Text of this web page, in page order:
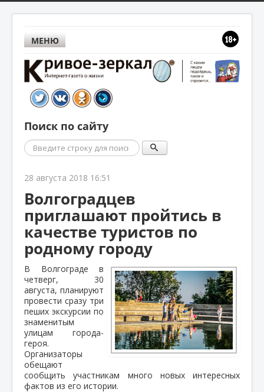
МЕНЮ
Поиск по сайту
Поиск
28 августа 2018 16:51
Волгоградцев
приглашают пройтись в
качестве туристов по
родному городу
В Волгограде в
четверг, 30
августа, планируют
провести сразу три
пеших экскурсии по
знаменитым
улицам города-
героя.
Организаторы
обещают
сообщить участникам много новых интересных
фактов из его истории.